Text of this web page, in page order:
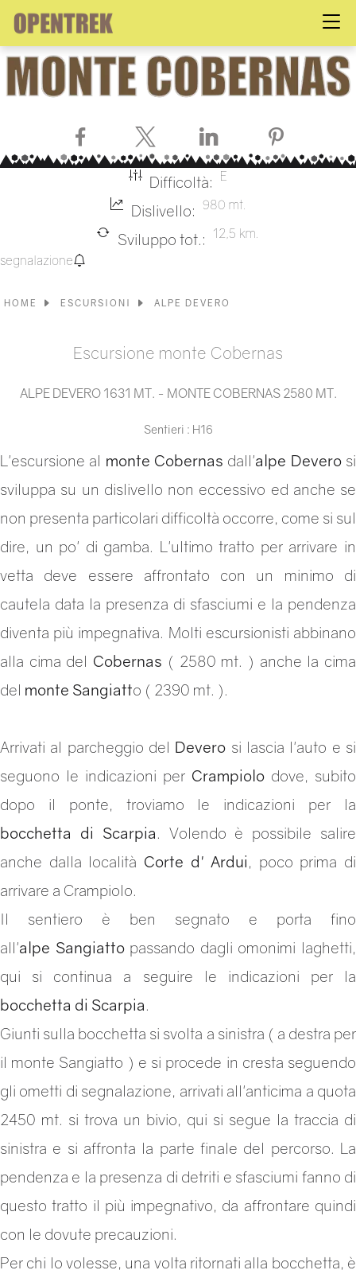
Facebook LinkedIn
Difficoltà: E
Dislivello: 980 mt.
Sviluppo tot.: 12,5 km.
segnalazione
HOME ESCURSIONI ALPE DEVERO
Escursione monte Cobernas
ALPE DEVERO 1631 MT. - MONTE COBERNAS 2580 MT.
Sentieri : H16
L'escursione al monte Cobernas dall'alpe Deverosi
sviluppa su un dislivello non eccessivo ed anche se
non presenta particolari difficoltà occorre, come si sul
dire, un po' di gamba. L'ultimo tratto per arrivare in
vetta deve essere affrontato con un minimo di
cautela data la presenza di sfasciumi e la pendenza
diventa più impegnativa. Molti escursionisti abbinano
alla cima del Cobernas ( 2580 mt. ) anche la cima
del monte Sangiatto ( 2390 mt. ).
Arrivati al parcheggio del Devero si lascia l'auto e si
seguono le indicazioni per Crampiolo dove, subito
dopo il ponte, troviamo le indicazioni per la
bocchetta di Scarpia. Volendo è possibile salire
anche dalla località Corte d' Ardui, poco prima di
arrivare a Crampiolo.
Il sentiero è ben segnato e porta fino
all'alpe Sangiattopassando dagli omonimi laghetti,
qui si continua a seguire le indicazioni per la
bocchetta di Scarpia.
Giunti sulla bocchetta si svolta a sinistra ( a destra per
il monte Sangiatto ) e si procede in cresta seguendo
gli ometti di segnalazione, arrivati all'anticima a quota
2450 mt. si trova un bivio, qui si segue la traccia di
sinistra e si affronta la parte finale del percorso. La
pendenza e la presenza di detriti e sfasciumi fanno di
questo tratto il più impegnativo, da affrontare quindi
con le dovute precauzioni.
Per chi lo volesse, una volta ritornati alla bocchetta, è